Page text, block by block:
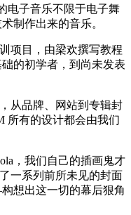
电子音乐不限于电子舞
制作出来的音乐。
项目，由梁欢撰写教程
的初学者，到尚未发表
从品牌、网站到专辑封
所有的设计都会由我们
，我们自己的插画鬼才
一系列前所未见的封面
想出这一切的幕后狠角